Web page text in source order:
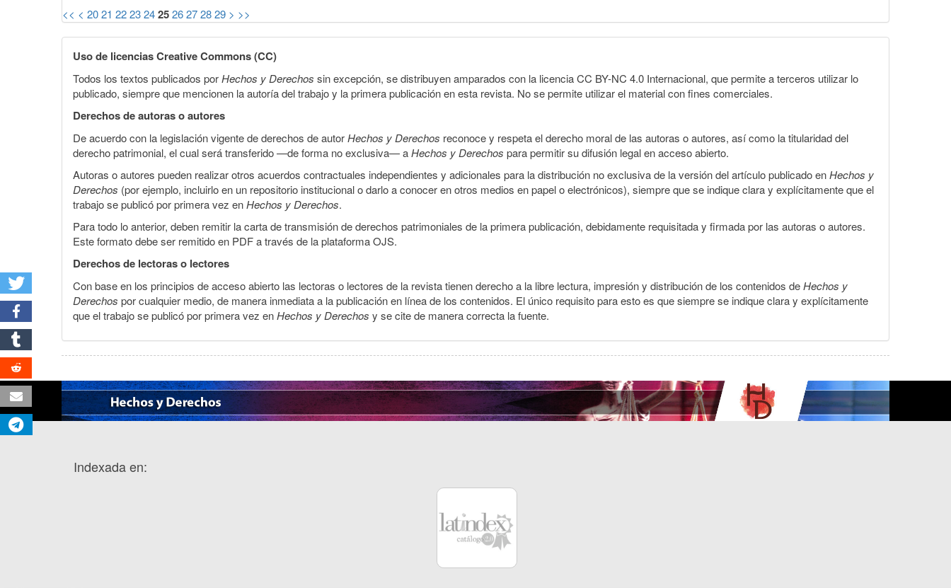
<< < 2021 2223242526272829 > >>
Uso de licencias Creative Commons (CC)
Todos los textos publicados porHechos y Derechos sin excepción, se distribuyen amparados con la licencia CC BY-NC 4.0 Internacional, que permite a terceros utilizar lo
publicado, siempre que mencionen la autoría del trabajo y la primera publicación en esta revista. No se permite utilizar el material con fines comerciales.
Derechos de autoras o autores
De acuerdo con la legislación vigente de derechos de autorHechos y Derechos reconoce y respeta el derecho moral de las autoras o autores, así como la titularidad del
derecho patrimonial, el cual será transferido —de forma no exclusiva— aHechos y Derechos para permitir su difusión legal en acceso abierto.
Autoras o autores pueden realizar otros acuerdos contractuales independientes y adicionales para la distribución no exclusiva de la versión del artículo publicado enHechos y
Derechos (por ejemplo, incluirlo en un repositorio institucional o darlo a conocer en otros medios en papel o electrónicos), siempre que se indique clara y explícitamente que el
trabajo se publicó por primera vez enHechos y Derechos.
Para todo lo anterior, deben remitir la carta de transmisión de derechos patrimoniales de la primera publicación, debidamente requisitada y firmada por las autoras o autores.
Este formato debe ser remitido en PDF a través de la plataforma OJS.
Derechos de lectoras o lectores
Con base en los principios de acceso abierto las lectoras o lectores de la revista tienen derecho a la libre lectura, impresión y distribución de los contenidos deHechos y
Derechos por cualquier medio, de manera inmediata a la publicación en línea de los contenidos. El único requisito para esto es que siempre se indique clara y explícitamente
que el trabajo se publicó por primera vez enHechos y Derechos y se cite de manera correcta la fuente.
Indexada en: